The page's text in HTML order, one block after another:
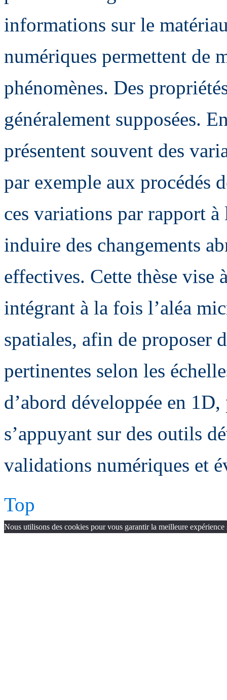
informations sur le
numériques permettent de
phénomènes. Des
généralement supposées.
présentent souvent des
par exemple aux procédés
ces variations par rapport
induire des changements
effectives. Cette thèse vise
intégrant à la fois l’aléa
spatiales, afin de proposer
pertinentes selon les
d’abord développée en
s’appuyant sur des outils
validations numériques et
Top
Nous utilisons des cookies pour vous garantir la meilleure expérience